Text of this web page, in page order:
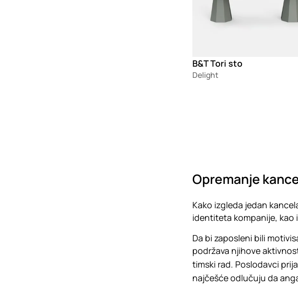
B&T Tori sto
Delight
Opremanje
Kako izgleda jedan
identiteta kompanije,
Da bi zaposleni bili
podržava njihove
timski rad. Poslodavci
najčešće odlučuju da